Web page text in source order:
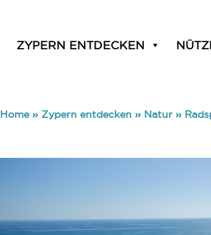
ZYPERN ENTDECKEN
Home» Zypern entdecken » Natur »